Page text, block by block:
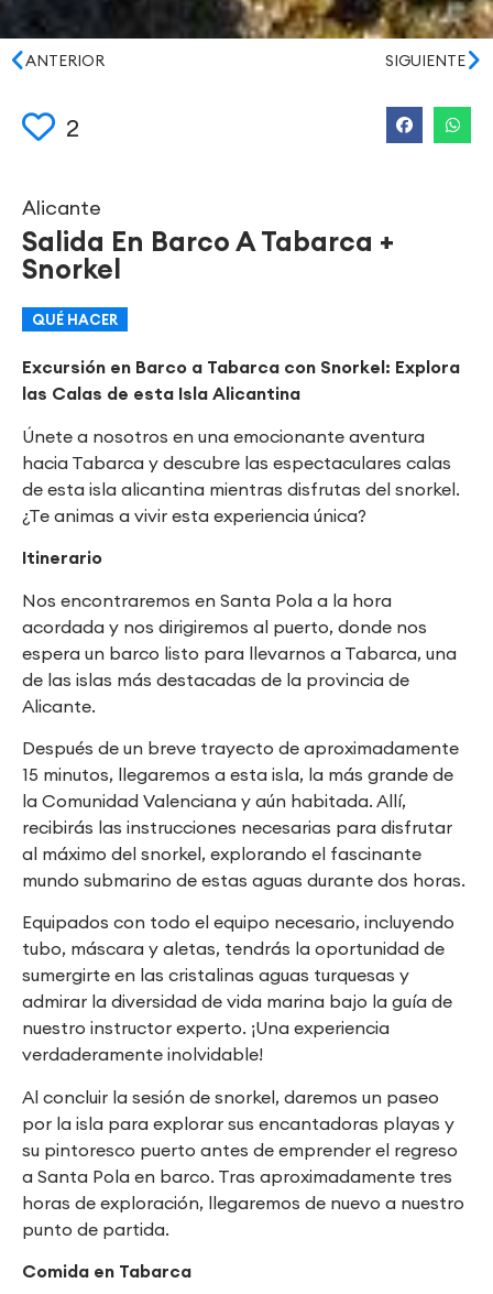
ANTERIOR SIGUIENTE
2
Alicante
Salida En Barco A Tabarca +
Snorkel
QUÉ HACER
Excursión en Barco a Tabarca con Snorkel: Explora
las Calas de esta Isla Alicantina
Únete a nosotros en una emocionante aventura
hacia Tabarca y descubre las espectaculares calas
de esta isla alicantina mientras disfrutas del snorkel.
¿Te animas a vivir esta experiencia única?
Itinerario
Nos encontraremos en Santa Pola a la hora
acordada y nos dirigiremos al puerto, donde nos
espera un barco listo para llevarnos a Tabarca, una
de las islas más destacadas de la provincia de
Alicante.
Después de un breve trayecto de aproximadamente
15 minutos, llegaremos a esta isla, la más grande de
la Comunidad Valenciana y aún habitada. Allí,
recibirás las instrucciones necesarias para disfrutar
al máximo del snorkel, explorando el fascinante
mundo submarino de estas aguas durante dos horas.
Equipados con todo el equipo necesario, incluyendo
tubo, máscara y aletas, tendrás la oportunidad de
sumergirte en las cristalinas aguas turquesas y
admirar la diversidad de vida marina bajo la guía de
nuestro instructor experto. ¡Una experiencia
verdaderamente inolvidable!
Al concluir la sesión de snorkel, daremos un paseo
por la isla para explorar sus encantadoras playas y
su pintoresco puerto antes de emprender el regreso
a Santa Pola en barco. Tras aproximadamente tres
horas de exploración, llegaremos de nuevo a nuestro
punto de partida.
Comida en Tabarca